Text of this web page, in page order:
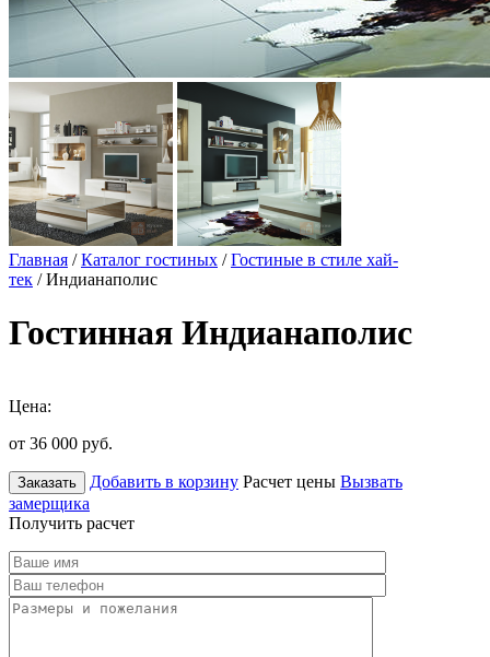
Главная /Каталог гостиных /Гостиные в стиле хай-
тек / Индианаполис
Гостинная Индианаполис
Цена:
от 36 000 руб.
Заказать Добавить в корзину Расчет цены Вызвать
замерщика
Получить расчет